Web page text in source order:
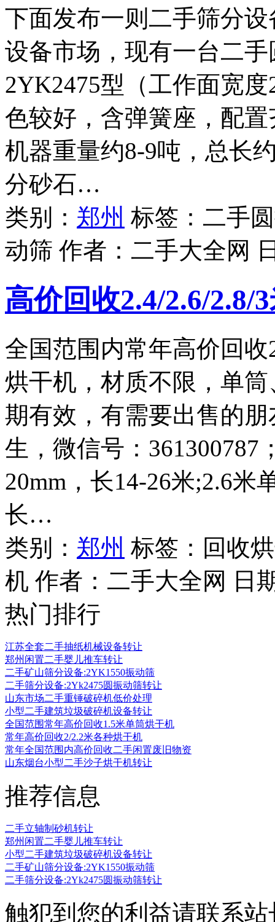
下面发布一则二手筛分
设备市场，现有一台二
2YK2475型（工作面宽
色较好，含弹簧座，配
机器重量约8-9吨，总长
分砂石…
类别： 郑州 标签：二手
动筛 作者： 二手大全网
高价回收2.4/2.6/2.8/
全国范围内常年高价回收
烘干机，材质不限，单
期有效，有需要出售的朋
生，微信号：361300787
20mm，长14-26米;2.6米
长…
类别： 郑州 标签：回收
机 作者： 二手大全网
日
热门排行
江苏全套二手抽纸机械设备转让
郑州闲置二手婴儿推车转让
二手矿山筛分设备:2YK1550振动筛
二手筛分设备:2Yk2475圆振动筛转让
山东市场二手重锤破碎机低价处理
小型二手建筑垃圾破碎机设备转让
全国范围常年高价回收1.5米单筒烘干机
常年高价回收2/2.2米各种烘干机
常年全国范围内高价回收二手闲置废旧物资
山东烟台小型二手沙子烘干机转让
推荐信息
二手立轴制砂机转让
郑州闲置二手婴儿推车转让
小型二手建筑垃圾破碎机设备转让
二手矿山筛分设备:2YK1550振动筛
二手筛分设备:2Yk2475圆振动筛转让
触犯到您的利益请联系